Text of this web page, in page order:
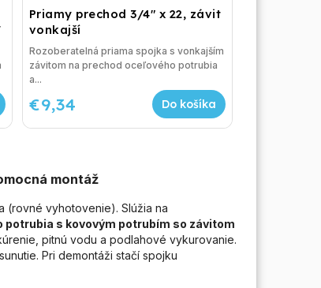
Priamy prechod 3/4" x 22, závit
vonkajší
€9,34 Do košíka
Rozoberatelná priama spojka s vonkajším
závitom na prechod oceľového potrubia
a...
montáž
vyhotovenie). Slúžia na
potrubia s kovovým potrubím so závitom
pitnú vodu a podlahové vykurovanie.
Pri demontáži stačí spojku